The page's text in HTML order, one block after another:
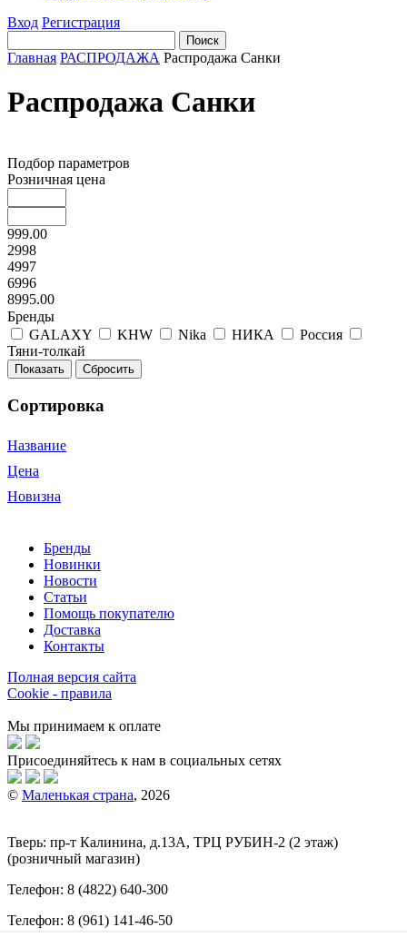
Вход Регистрация
Главная РАСПРОДАЖА Распродажа Санки
Распродажа Санки
Подбор параметров
Розничная цена
999.00
2998
4997
6996
8995.00
Бренды
GALAXY
KHW Nika НИКА
Россия
Тяни-толкай
Сортировка
Название
Цена
Новизна
Бренды
Новинки
Новости
Статьи
Помощь покупателю
Доставка
Контакты
Полная версия сайта
Cookie - правила
Мы принимаем к оплате
Присоединяйтесь к нам в социальных сетях
© Маленькая страна, 2026
Тверь: пр-т Калинина, д.13А, ТРЦ РУБИН-2 (2 этаж)
(розничный магазин)
Телефон: 8 (4822) 640-300
Телефон: 8 (961) 141-46-50